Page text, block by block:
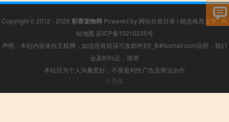
Copyright © 2012 - 2026 彩香宠物网 Powered by 网站分类目录 | 精选推荐文章| 网
站地图 苏ICP备10210235号
声明：本站内容来自互联网，如信息有错误可发邮件到f_fb#foxmail.com说明，我们
会及时纠正，谢谢
本站仅为个人兴趣爱好，不接盈利性广告及商业合作
小男孩